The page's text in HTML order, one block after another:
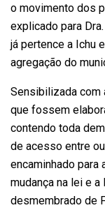
o movimento dos
explicado para
já pertence a Ichu
agregação do
Sensibilizada com
que fossem
contendo toda
de acesso entre
encaminhado
mudança na lei e a
desmembrado de